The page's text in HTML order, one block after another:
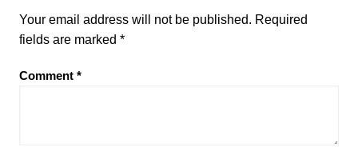
Your email address will not be published. Required
fields are marked *
Comment *